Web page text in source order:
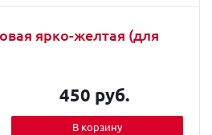
ярко-желтая (для
450 руб.
В корзину